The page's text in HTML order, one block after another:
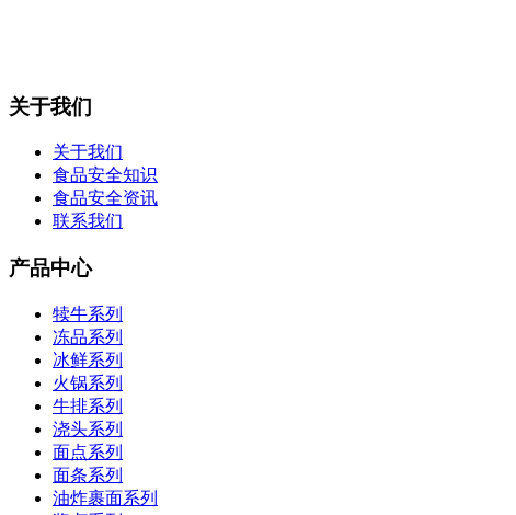
关于我们
关于我们
食品安全知识
食品安全资讯
联系我们
产品中心
犊牛系列
冻品系列
冰鲜系列
火锅系列
牛排系列
浇头系列
面点系列
面条系列
油炸裹面系列